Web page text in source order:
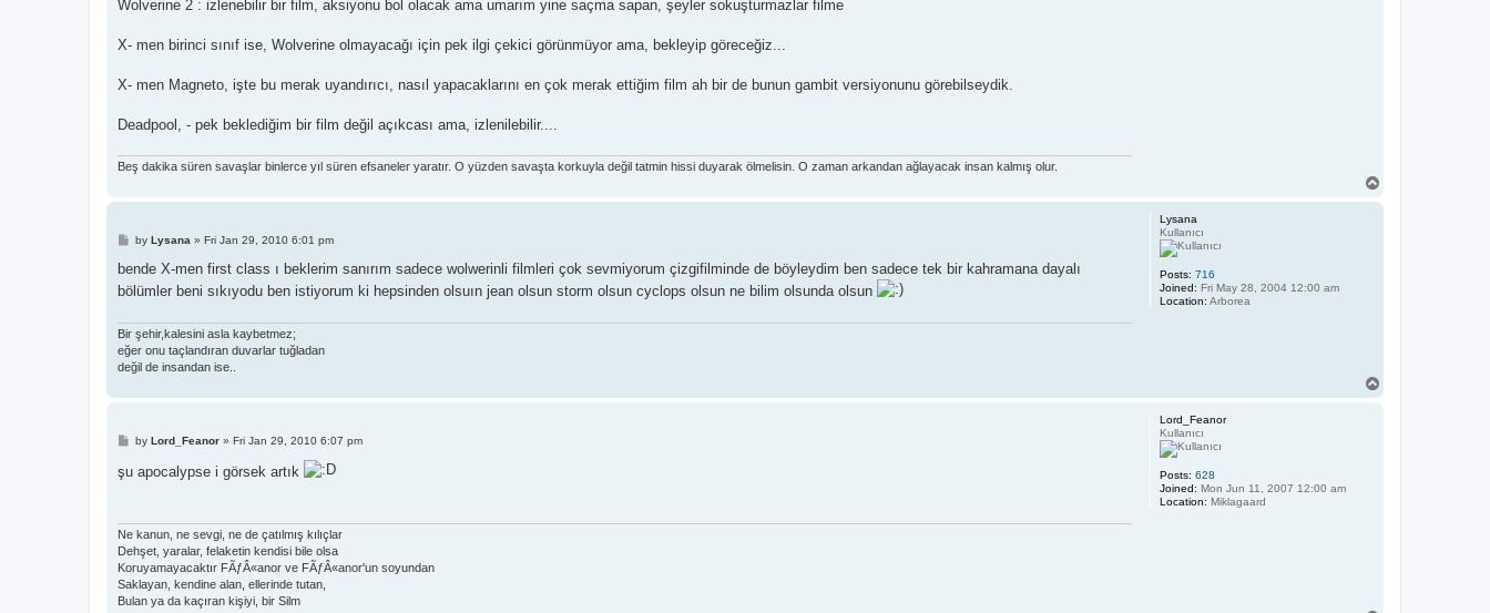
Wolverine 2 : izlenebilir bir film, aksiyonu bol olacak ama umarım yine saçma sapan, şeyler sokuşturmazlar filme
X- men birinci sınıf ise, Wolverine olmayacağı için pek ilgi çekici görünmüyor ama, bekleyip göreceğiz...
X- men Magneto, işte bu merak uyandırıcı, nasıl yapacaklarını en çok merak ettiğim film ah bir de bunun gambit versiyonunu görebilseydik.
Deadpool, - pek beklediğim bir film değil açıkcası ama, izlenilebilir....
Beş dakika süren savaşlar binlerce yıl süren efsaneler yaratır. O yüzden savaşta korkuyla değil tatmin hissi duyarak ölmelisin. O zaman arkandan ağlayacak insan kalmış olur.
Lysana
Kullanıcı
Posts: 716
Joined: Fri May 28, 2004 12:00 am
Location: Arborea
P
s
by Lysana» Fri Jan 29, 2010 6:01 pm
bende X-men first class ı beklerim sanırım sadece wolwerinli filmleri çok sevmiyorum çizgifilminde de böyleydim ben sadece tek bir kahramana dayalı
bölümler beni sıkıyodu ben istiyorum ki hepsinden olsuın jean olsun storm olsun cyclops olsun ne bilim olsunda olsun
Bir şehir,kalesini asla kaybetmez;
eğer onu taçlandıran duvarlar tuğladan
değil de insandan ise..
Lord_Feanor
Kullanıcı
Posts: 628
Joined: Mon Jun 11, 2007 12:00 am
Location: Miklagaard
P
s
t
by Lord_Feanor» Fri Jan 29, 2010 6:07 pm
şu apocalypse i görsek artık
Ne kanun, ne sevgi, ne de çatılmış kılıçlar
Dehşet, yaralar, felaketin kendisi bile olsa
Koruyamayacaktır FÃƒÂ«anor ve FÃƒÂ«anor'un soyundan
Saklayan, kendine alan, ellerinde tutan,
Bulan ya da kaçıran kişiyi, bir Silm